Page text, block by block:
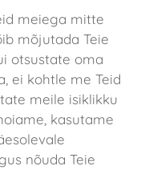
meiega mitte
mõjutada Teie
otsustate oma
ei kohtle me Teid
meile isiklikku
kasutame
nõuda Teie